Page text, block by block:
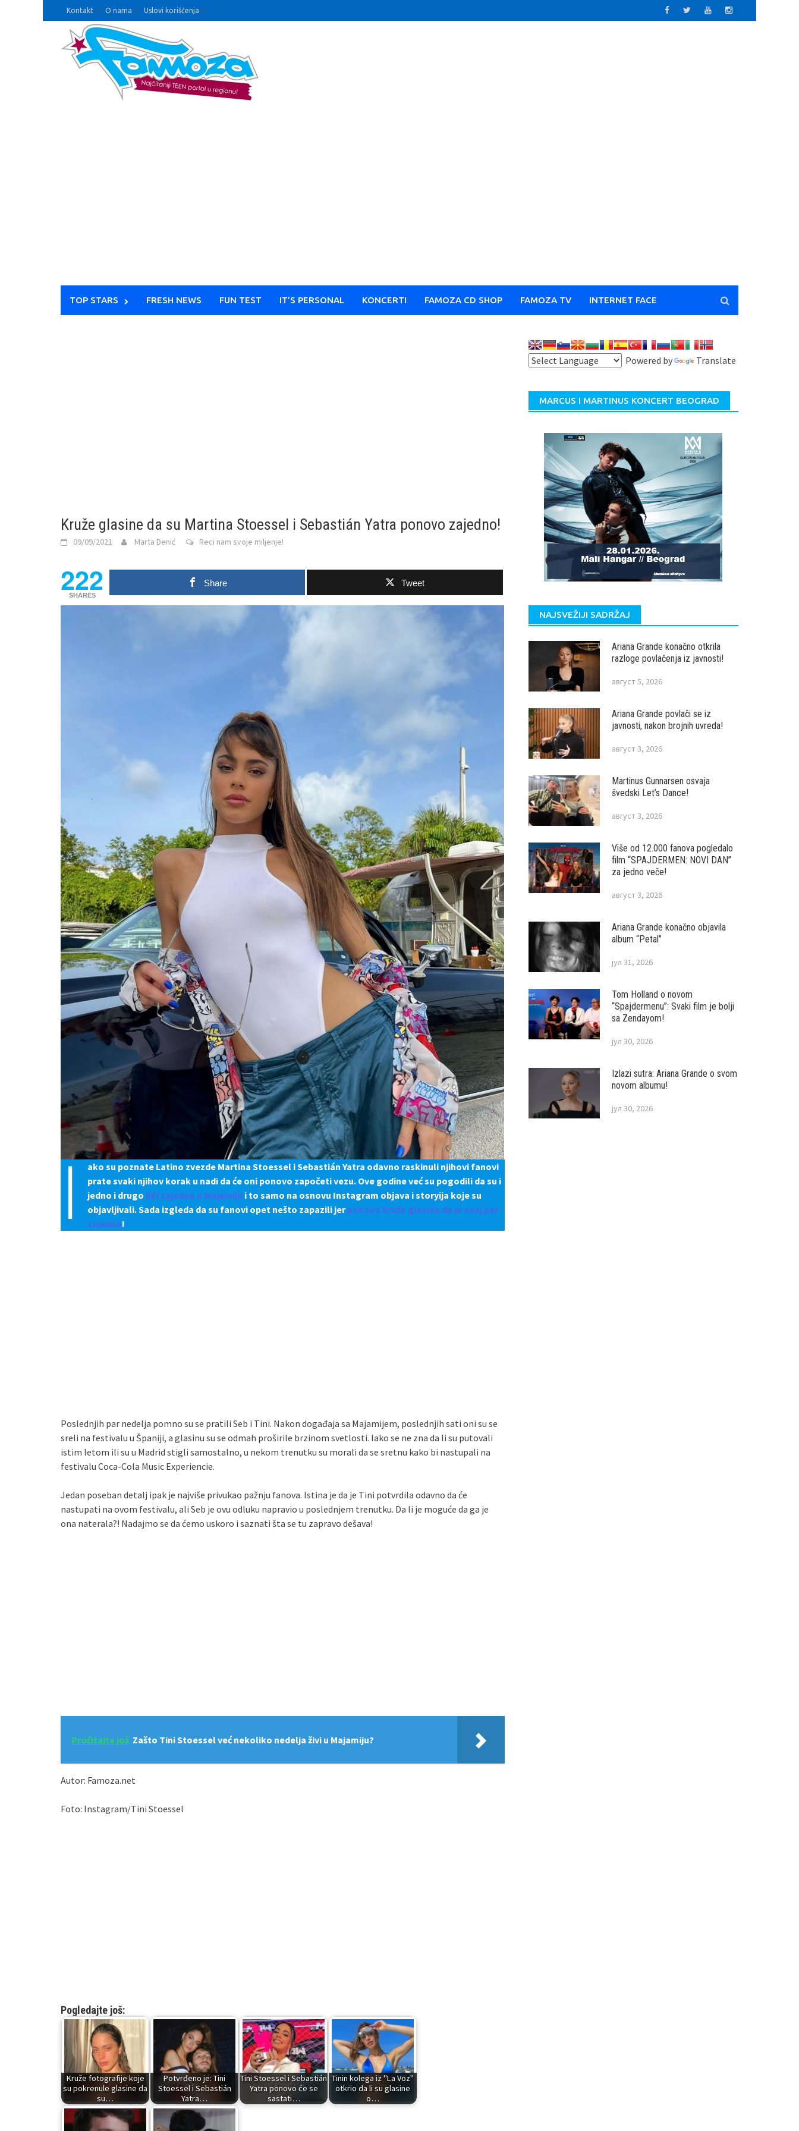
Kontakt O nama Uslovi korišćenja
TOP STARS FRESH NEWS FUN TEST IT’S PERSONAL KONCERTI FAMOZA CD SHOP FAMOZA TV INTERNET FACE
Kruže glasine da su Martina Stoessel i Sebastián Yatra ponovo zajedno!
09/09/2021 Marta Denić Reci nam svoje miljenje!
222
SHARES
Share Tweet
I
ako su poznate Latino zvezde Martina Stoessel i Sebastián Yatra odavno raskinuli njihovi fanovi
prate svaki njihov korak u nadi da će oni ponovo započeti vezu. Ove godine već su pogodili da su i
jedno i drugo bili zajedno u Majamiju i to samo na osnovu Instagram objava i storyija koje su
objavljivali. Sada izgleda da su fanovi opet nešto zapazili jerponovo kruže glasine da je ovaj par
zajedno!
Poslednjih par nedelja pomno su se pratili Seb i Tini. Nakon događaja sa Majamijem, poslednjih sati oni su se
sreli na festivalu u Španiji, a glasinu su se odmah proširile brzinom svetlosti. Iako se ne zna da li su putovali
istim letom ili su u Madrid stigli samostalno, u nekom trenutku su morali da se sretnu kako bi nastupali na
festivalu Coca-Cola Music Experiencie.
Jedan poseban detalj ipak je najviše privukao pažnju fanova. Istina je da je Tini potvrdila odavno da će
nastupati na ovom festivalu, ali Seb je ovu odluku napravio u poslednjem trenutku. Da li je moguće da ga je
ona naterala?! Nadajmo se da ćemo uskoro i saznati šta se tu zapravo dešava!
Pročitajte još Zašto Tini Stoessel već nekoliko nedelja živi u Majamiju?
Autor: Famoza.net
Foto: Instagram/Tini Stoessel
Pogledajte još:
Kruže fotografije koje
su pokrenule glasine da
su…
Potvrđeno je: Tini
Stoessel i Sebastián
Yatra…
Tini Stoessel i Sebastián
Yatra ponovo će se
sastati…
Tinin kolega iz "La Voz"
otkrio da li su glasine
o…
Powered by Translate
MARCUS I MARTINUS KONCERT BEOGRAD
NAJSVEŽIJI SADRŽAJ
Ariana Grande konačno otkrila
razloge povlačenja iz javnosti!
август 5, 2026
Ariana Grande povlači se iz
javnosti, nakon brojnih uvreda!
август 3, 2026
Martinus Gunnarsen osvaja
švedski Let’s Dance!
август 3, 2026
Više od 12.000 fanova pogledalo
film “SPAJDERMEN: NOVI DAN”
za jedno veče!
август 3, 2026
Ariana Grande konačno objavila
album “Petal”
јул 31, 2026
Tom Holland o novom
“Spajdermenu”: Svaki film je bolji
sa Zendayom!
јул 30, 2026
Izlazi sutra: Ariana Grande o svom
novom albumu!
јул 30, 2026